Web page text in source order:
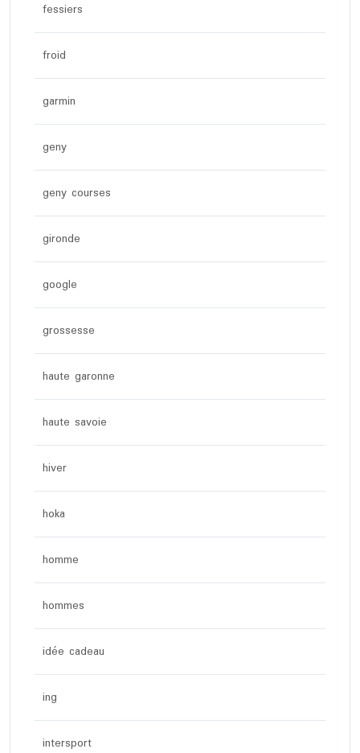
fessiers
froid
garmin
geny
geny courses
gironde
google
grossesse
haute garonne
haute savoie
hiver
hoka
homme
hommes
idée cadeau
ing
intersport